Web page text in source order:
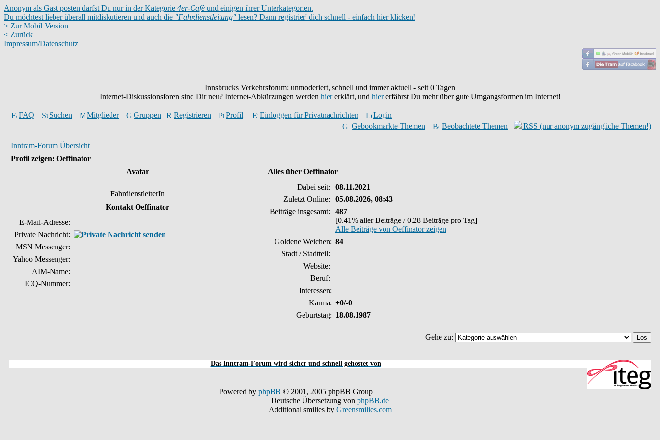
Anonym als Gast posten darfst Du nur in der Kategorie 4er-Cafè und einigen ihrer Unterkategorien.
Du möchtest lieber überall mitdiskutieren und auch die "Fahrdienstleitung" lesen? Dann registrier' dich schnell - einfach hier klicken!
> Zur Mobil-Version
< Zurück
Impressum/Datenschutz
Innsbrucks Verkehrsforum: unmoderiert, schnell und immer aktuell - seit 0 Tagen
Internet-Diskussionsforen sind Dir neu? Internet-Abkürzungen werden hiererklärt, und hiererfährst Du mehr über gute Umgangsformen im Internet!
FAQ Suchen Mitglieder Gruppen Registrieren Profil Einloggen für Privatnachrichten
Login
Gebookmarkte Themen
Beobachtete Themen RSS (nur anonym zugängliche Themen!)
Inntram-Forum Übersicht
Profil zeigen: Oeffinator
Avatar
Alles über Oeffinator
FahrdienstleiterIn
Dabei seit:
08.11.2021
Zuletzt Online:
05.08.2026, 08:43
Beiträge insgesamt:
487
[0.41% aller Beiträge / 0.28 Beiträge pro Tag]
Alle Beiträge von Oeffinator zeigen
Goldene Weichen: 84
Stadt / Stadtteil:
Website:
Beruf:
Interessen:
Karma: +0/-0
Geburtstag: 18.08.1987
Kontakt Oeffinator
E-Mail-Adresse:
Private Nachricht:
MSN Messenger:
Yahoo Messenger:
AIM-Name:
ICQ-Nummer:
Gehe zu:
Das Inntram-Forum wird sicher und schnell gehostet von
Powered by phpBB © 2001, 2005 phpBB Group
Deutsche Übersetzung von phpBB.de
Additional smilies by Greensmilies.com